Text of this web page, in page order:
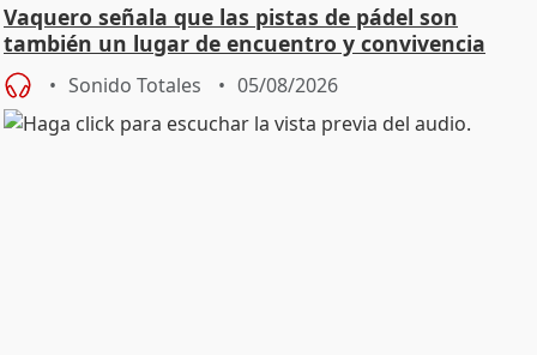
Vaquero señala que las pistas de pádel son
también un lugar de encuentro y convivencia
Sonido Totales 05/08/2026